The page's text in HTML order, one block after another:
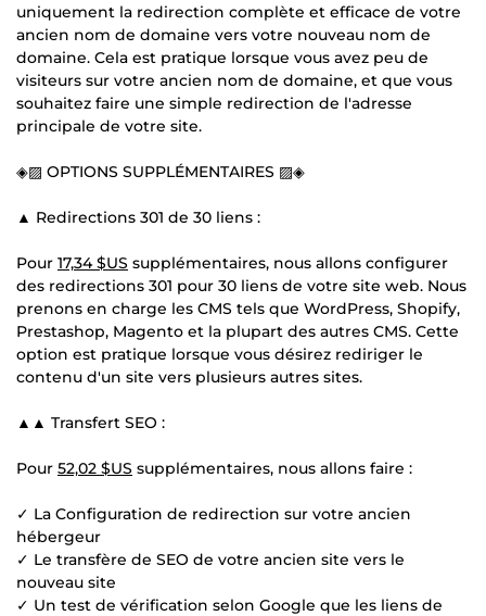
uniquement la redirection complète et efficace de votre
ancien nom de domaine vers votre nouveau nom de
domaine. Cela est pratique lorsque vous avez peu de
visiteurs sur votre ancien nom de domaine, et que vous
souhaitez faire une simple redirection de l'adresse
principale de votre site.
◈▨ OPTIONS SUPPLÉMENTAIRES ▨◈
▲ Redirections 301 de 30 liens :
Pour 17,34 $US supplémentaires, nous allons configurer
des redirections 301 pour 30 liens de votre site web. Nous
prenons en charge les CMS tels que WordPress, Shopify,
Prestashop, Magento et la plupart des autres CMS. Cette
option est pratique lorsque vous désirez rediriger le
contenu d'un site vers plusieurs autres sites.
▲▲ Transfert SEO :
Pour 52,02 $US supplémentaires, nous allons faire :
✓ La Configuration de redirection sur votre ancien
hébergeur
✓ Le transfère de SEO de votre ancien site vers le
nouveau site
✓ Un test de vérification selon Google que les liens de